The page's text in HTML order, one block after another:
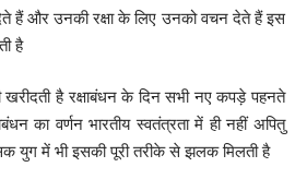
हैं और उनकी रक्षा के लिए उनको वचन देते हैं इस
है
है रक्षाबंधन के दिन सभी नए कपड़े पहनते
का वर्णन भारतीय स्वतंत्रता में ही नहीं अपितु
युग में भी इसकी पूरी तरीके से झलक मिलती है